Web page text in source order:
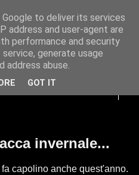
di un
invernale...
capolino anche quest'anno.
to deliver its services
address and user-agent are
performance and security
generate usage
abuse.
GOT IT